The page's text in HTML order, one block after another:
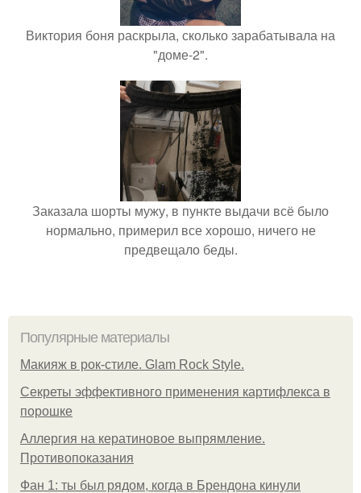
Виктория боня раскрыла, сколько зарабатывала на
"доме-2".
Заказала шорты мужу, в пункте выдачи всё было
нормально, примерил все хорошо, ничего не
предвещало беды.
Популярные материалы
Макияж в рок-стиле. Glam Rock Style.
Секреты эффективного применения картифлекса в
порошке
Аллергия на кератиновое выпрямление.
Противопоказания
Фан 1: ты был рядом, когда в Брендона кинули